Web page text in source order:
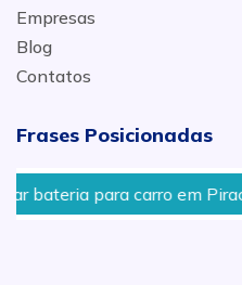
Empresas
Blog
Contatos
Frases Posicionadas
bateria para carro em